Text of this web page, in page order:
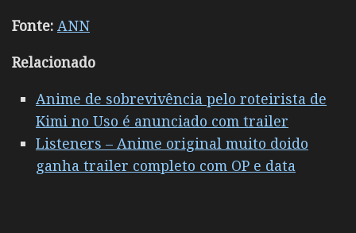
Fonte: ANN
Relacionado
Anime de sobrevivência pelo roteirista de
Kimi no Uso é anunciado com trailer
Listeners – Anime original muito doido
ganha trailer completo com OP e data